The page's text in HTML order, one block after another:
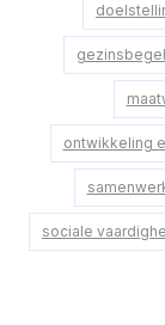
ontwikkeling
sociale